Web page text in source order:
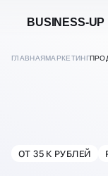
BUSINESS-UP
ГЛАВНАЯМАРКЕТИНГ
ОТ 35 К РУБЛЕЙ